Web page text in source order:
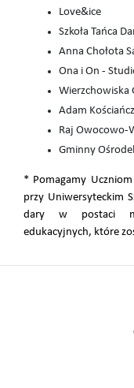
Love&ice
Szkoła Tańca
Anna Chołota
Ona i On -
Wierzchowiska
Adam
Raj Owocowo-
Gminny
* Pomagamy Uczniom
przy Uniwersyteckim
dary w postaci
edukacyjnych, które